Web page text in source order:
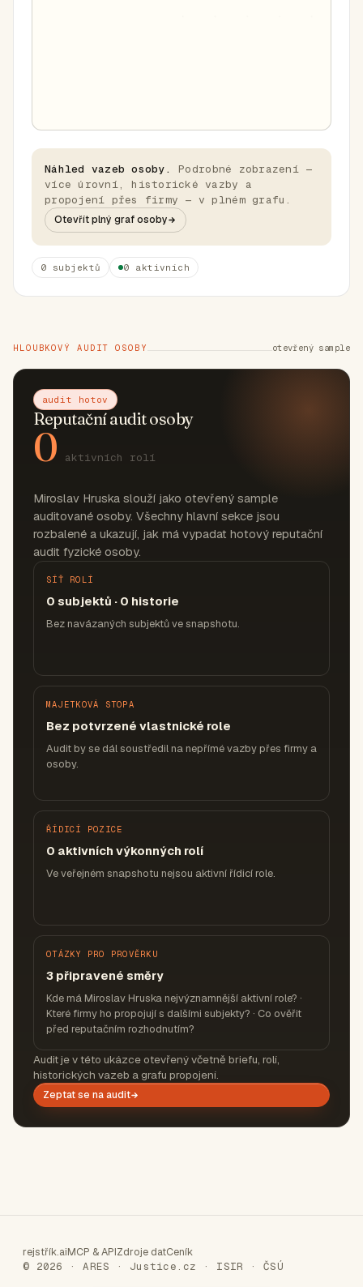
Náhled vazeb osoby.
Podrobné zobrazení —
více úrovní, historické vazby a
propojení přes firmy — v plném grafu.
Otevřít plný graf osoby
0 subjektů 0 aktivních
HLOUBKOVÝ AUDIT OSOBY otevřený sample
audit hotov
Reputační audit osoby
0 aktivních rolí
Miroslav Hruska slouží jako otevřený sample
auditované osoby. Všechny hlavní sekce jsou
rozbalené a ukazují, jak má vypadat hotový reputační
audit fyzické osoby.
SÍŤ ROLÍ
0 subjektů · 0 historie
Bez navázaných subjektů ve snapshotu.
MAJETKOVÁ STOPA
Bez potvrzené vlastnické role
Audit by se dál soustředil na nepřímé vazby přes firmy a
osoby.
ŘÍDICÍ POZICE
0 aktivních výkonných rolí
Ve veřejném snapshotu nejsou aktivní řídicí role.
OTÁZKY PRO PROVĚRKU
3 připravené směry
Kde má Miroslav Hruska nejvýznamnější aktivní role? ·
Které firmy ho propojují s dalšími subjekty? · Co ověřit
před reputačním rozhodnutím?
Audit je v této ukázce otevřený včetně briefu, rolí,
historických vazeb a grafu propojení.
Zeptat se na audit
rejstřík.aiMCP & APIZdroje datCeník
© 2026 · ARES · Justice.cz · ISIR · ČSÚ